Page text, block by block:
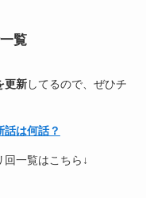
覧
更新してるので、ぜひチ
話は何話？
一覧はこちら↓